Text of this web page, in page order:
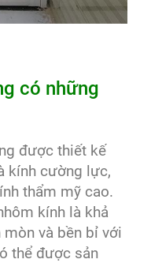
có những
được thiết kế
kính cường lực,
thẩm mỹ cao.
kính là khả
và bền bỉ với
thể được sản